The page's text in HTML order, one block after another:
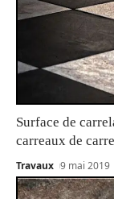
Surface de
carreaux de
Travaux 9 mai 2019